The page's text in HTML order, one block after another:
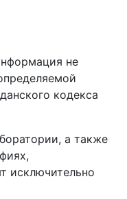
не
кодекса
а также
исключительно